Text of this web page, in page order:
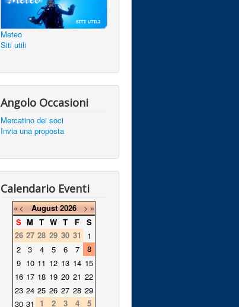
Meteo
Siti utili
Angolo Occasioni
Mercatino dei soci
Invia una proposta
Calendario Eventi
«< August 2026 >»
S M T W T F
S
26 27 28 29 30 31
1
2
3 4 5 6 7
8
9 10 11 12 13 14 15
16 17 18 19 20 21 22
23 24 25 26 27 28 29
30 31 1 2 3 4 5